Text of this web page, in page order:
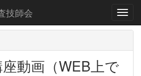
技師会
動画（WEB上で